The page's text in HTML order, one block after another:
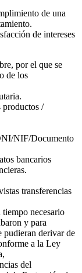
de una
de intereses
por el que se
de los
productos /
NIF/Documento
bancarios
transferencias
tiempo necesario
y para
pudieran derivar de
a la Ley
del